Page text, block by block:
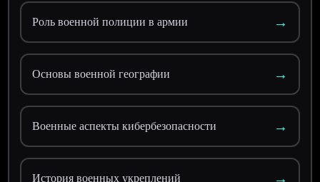
Роль военной полиции в армии →
Основы военной географии →
Военные аспекты кибербезопасности →
История военных укреплений